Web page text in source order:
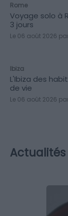
Rome
Voyage solo à
3 jours
Le 06 août 2026
Ibiza
L'Ibiza des
de vie
Le 06 août 2026